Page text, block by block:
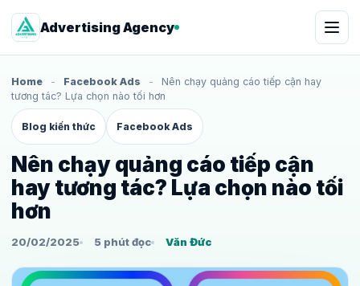
Advertising Agency
Home - Facebook Ads -
Nên chạy quảng cáo tiếp cận hay
tương tác? Lựa chọn nào tối hơn
Blog kiến thức Facebook Ads
Nên chạy quảng cáo tiếp cận
hay tương tác? Lựa chọn nào tối
hơn
20/02/2025 5 phút đọc Văn Đức